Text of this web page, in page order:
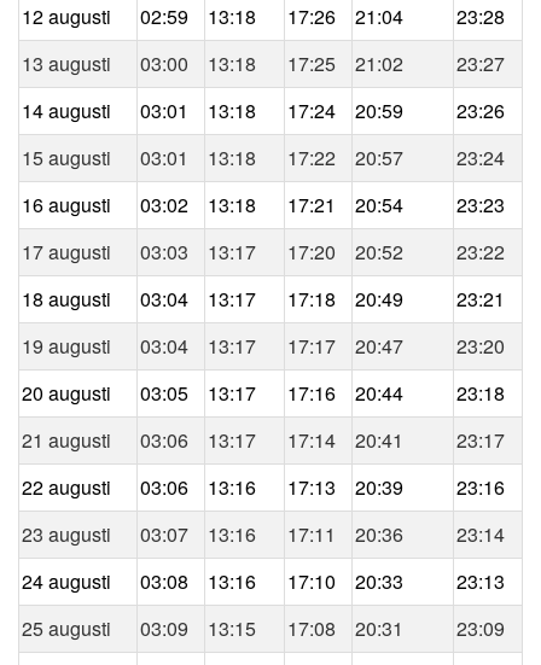
12 augusti
02:59 13:18 17:26 21:04
23:28
13 augusti
03:00 13:18 17:25 21:02
23:27
14 augusti
03:01 13:18 17:24 20:59
23:26
15 augusti
03:01 13:18 17:22 20:57
23:24
16 augusti
03:02 13:18 17:21 20:54
23:23
17 augusti
03:03 13:17 17:20 20:52
23:22
18 augusti
03:04 13:17 17:18 20:49
23:21
19 augusti
03:04 13:17 17:17 20:47
23:20
20 augusti
03:05 13:17 17:16 20:44
23:18
21 augusti
03:06 13:17 17:14 20:41
23:17
22 augusti
03:06 13:16 17:13 20:39
23:16
23 augusti
03:07 13:16 17:11 20:36
23:14
24 augusti
03:08 13:16 17:10 20:33
23:13
25 augusti
03:09 13:15 17:08 20:31
23:09